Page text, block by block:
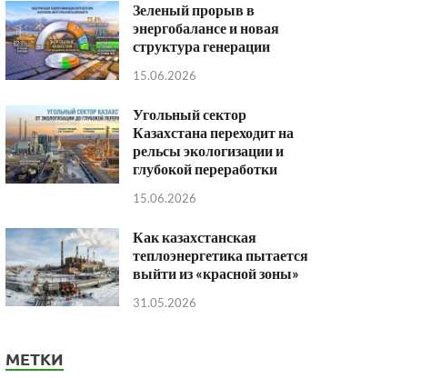
Зеленый прорыв в
энергобалансе и новая
структура генерации
15.06.2026
Угольный сектор
Казахстана переходит на
рельсы экологизации и
глубокой переработки
15.06.2026
Как казахстанская
теплоэнергетика пытается
выйти из «красной зоны»
31.05.2026
МЕТКИ